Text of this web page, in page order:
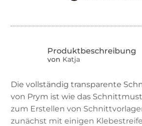
von Katja
Die vollständig transparente
von Prym ist wie das
zum Erstellen von
zunächst mit einigen